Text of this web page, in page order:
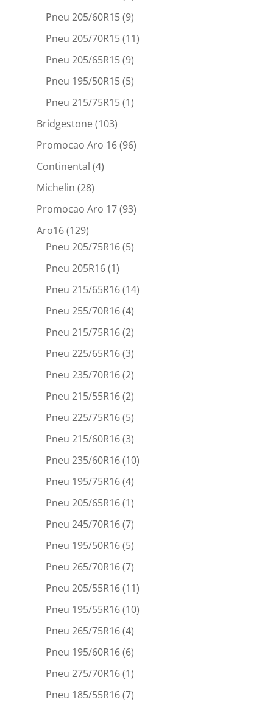
Pneu 205/60R15(9)
Pneu 205/70R15(11)
Pneu 205/65R15(9)
Pneu 195/50R15(5)
Pneu 215/75R15(1)
Bridgestone(103)
Promocao Aro 16(96)
Continental (4)
Michelin (28)
Promocao Aro 17(93)
Aro16(129)
Pneu 205/75R16(5)
Pneu 205R16(1)
Pneu 215/65R16(14)
Pneu 255/70R16(4)
Pneu 215/75R16(2)
Pneu 225/65R16(3)
Pneu 235/70R16(2)
Pneu 215/55R16(2)
Pneu 225/75R16(5)
Pneu 215/60R16(3)
Pneu 235/60R16(10)
Pneu 195/75R16(4)
Pneu 205/65R16(1)
Pneu 245/70R16(7)
Pneu 195/50R16(5)
Pneu 265/70R16(7)
Pneu 205/55R16(11)
Pneu 195/55R16(10)
Pneu 265/75R16(4)
Pneu 195/60R16(6)
Pneu 275/70R16(1)
Pneu 185/55R16(7)